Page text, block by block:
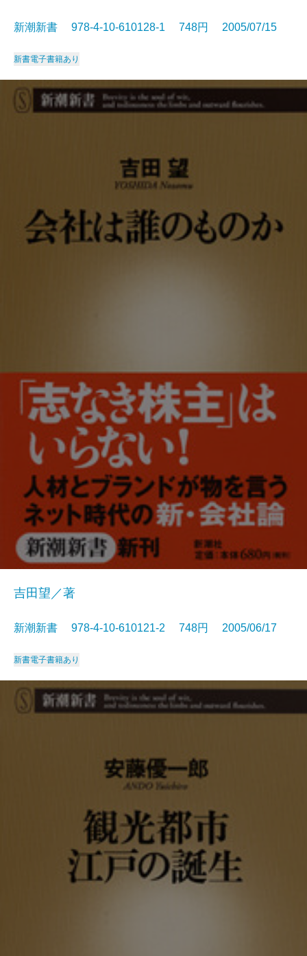
新潮新書 978-4-10-610128-1 748円 2005/07/15
新書電子書籍あり
吉田望／著
新潮新書 978-4-10-610121-2 748円 2005/06/17
新書電子書籍あり